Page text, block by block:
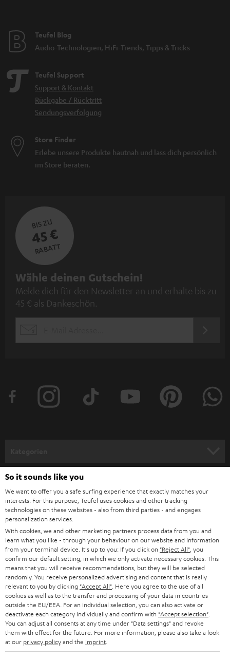
Teufel Blog
Audio-Technologien, HiFi-Trends, Tipps & Tricks
Teufel Support
Support & Kontakt
Rückgabe / Rücktritt
Sendungsverfolgung
Store Finder
Erlebe unsere Produkte hautnah und lass dich persönlich
im Store beraten.
BIS ZU
45 €
RABATT
N
e
w
e
e
l
d
u
n
g
Wähle deinen Gutschein!
Melde dich für den Newsletter an und erhalte bis zu
45 € als Dankeschön.
HEIMKINO
HEIMKINO-KOMPLETTANLAGEN
SOUNDBARS
STEREO
SMART HOME
BLUETOOTH-LAUTSPRECHER
KOPFHÖRER
BLUETOOTH-KOPFHÖRER
Unternehmen
SUPPORT
PRESSE & MARKETING
GESCHÄFTSKUNDEN
PARTNERPROGRAMM
BLOG
NEWSLETTER
Teufel Onlineshops
DEUTSCHLAND
ÖSTERREICH
SCHWEIZ
NIEDERLANDE
BELGIEN
So it sounds like you
We want to offer you a safe surfing experience that exactly matches your
interests. For this purpose, Teufel uses cookies and other tracking
technologies on these websites - also from third parties - and engages
personalization services.
With cookies, we and other marketing partners process data from you and
learn what you like - through your behaviour on our website and information
from your terminal device. It's up to you: If you click on "Reject All" , you
confirm our default setting, in which we only activate necessary cookies. This
means that you will receive recommendations, but they will be selected
randomly. You receive personalized advertising and content that is really
relevant to you by clicking "Accept All" . Here you agree to the use of all
cookies as well as to the transfer and processing of your data in countries
outside the EU/EEA. For an individual selection, you can also activate or
deactivate each category individually and confirm with "Accept selection"
You can adjust all consents at any time under "Data settings" and revoke
them with effect for the future. For more information, please also take a look
at our privacy policyand the imprint